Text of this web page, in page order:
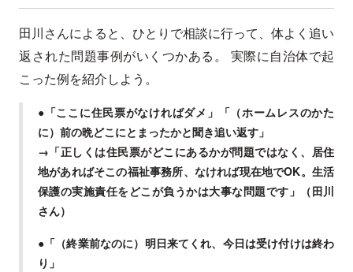
田川さんによると、ひとりで相談に行って、体よく追い
返された問題事例がいくつかある。 実際に自治体で起
こった例を紹介しよう。
●「ここに住民票がなければダメ」「（ホームレスのかた
に）前の晩どこにとまったかと聞き追い返す」
→「正しくは住民票がどこにあるかが問題ではなく、居住
地があればそこの福祉事務所、なければ現在地でOK。生活
保護の実施責任をどこが負うかは大事な問題です」（田川
さん）
●「（終業前なのに）明日来てくれ、今日は受け付けは終わ
り」